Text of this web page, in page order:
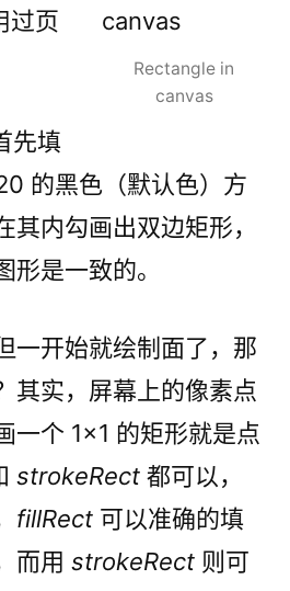
Rectangle in
canvas
过页
先填
的黑色（默认色）方
其内勾画出双边矩形，
形是一致的。
一开始就绘制面了，那
其实，屏幕上的像素点
一个 1×1 的矩形就是点
strokeRect 都可以，
fillRect 可以准确的填
而用 strokeRect 则可